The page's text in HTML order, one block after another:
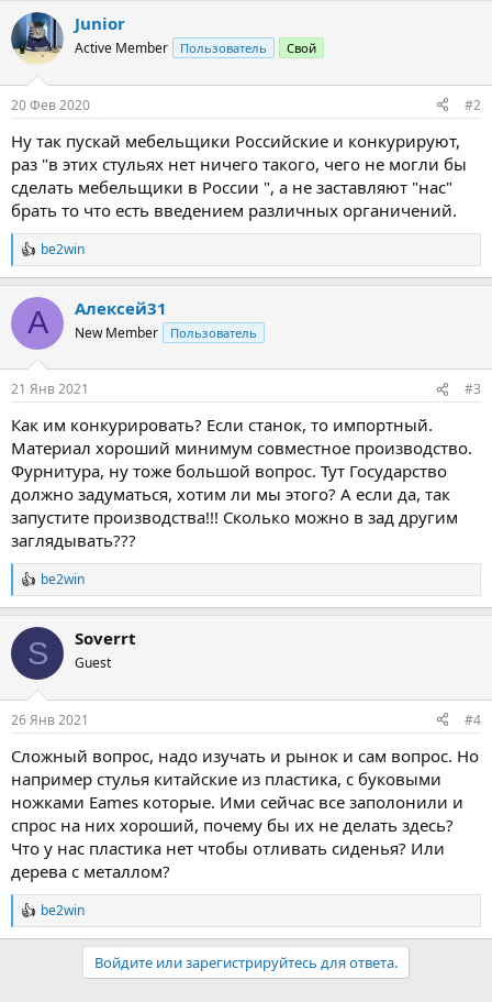
к
ц
и
Junior
Active Member Пользователь Свой
20 Фев 2020 #2
Ну так пускай мебельщики Российские и конкурируют,
раз "в этих стульях нет ничего такого, чего не могли бы
сделать мебельщики в России ", а не заставляют "нас"
брать то что есть введением различных органичений.
Р
е
к
и
be2win
А Алексей31
New Member Пользователь
21 Янв 2021 #3
Как им конкурировать? Если станок, то импортный.
Материал хороший минимум совместное производство.
Фурнитура, ну тоже большой вопрос. Тут Государство
должно задуматься, хотим ли мы этого? А если да, так
запустите производства!!! Сколько можно в зад другим
заглядывать???
Р
е
к
и
be2win
S Soverrt
Guest
26 Янв 2021 #4
Сложный вопрос, надо изучать и рынок и сам вопрос. Но
например стулья китайские из пластика, с буковыми
ножками Eames которые. Ими сейчас все заполонили и
спрос на них хороший, почему бы их не делать здесь?
Что у нас пластика нет чтобы отливать сиденья? Или
дерева с металлом?
Р
е
be2win
Войдите или зарегистрируйтесь для ответа.